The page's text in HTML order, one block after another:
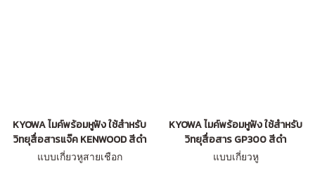
KYOWA ไมค์พร้อมหูฟัง ใช้สำหรับ
วิทยุสื่อสารแจ๊ค KENWOOD สีดำ
แบบเกี่ยวหูสายเชือก
KYOWA ไมค์พร้อมหูฟัง ใช้สำหรับ
วิทยุสื่อสาร GP300 สีดำ
แบบเกี่ยวหู